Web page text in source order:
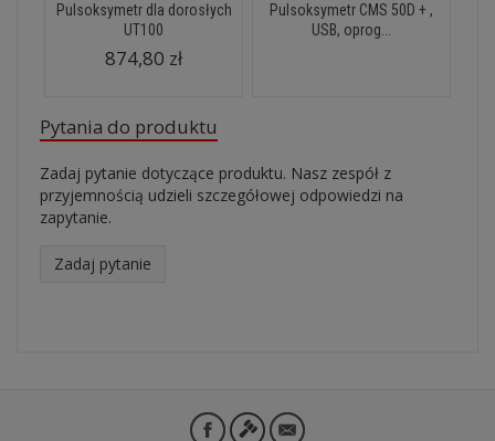
Pulsoksymetr dla dorosłych
UT100
874,80 zł
Pulsoksymetr CMS 50D + ,
USB, oprog...
Pytania do produktu
Zadaj pytanie dotyczące produktu. Nasz zespół z
przyjemnością udzieli szczegółowej odpowiedzi na
zapytanie.
Zadaj pytanie